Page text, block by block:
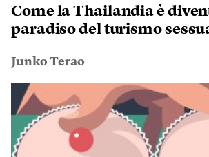
Come la Thailandia è
paradiso del turismo
Junko Terao